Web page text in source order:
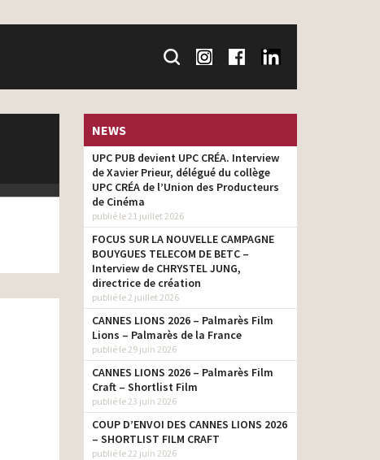
NEWS
UPC PUB devient UPC CRÉA. Interview
de Xavier Prieur, délégué du collège
UPC CRÉA de l’Union des Producteurs
de Cinéma
publié le 21 juillet 2026
FOCUS SUR LA NOUVELLE CAMPAGNE
BOUYGUES TELECOM DE BETC –
Interview de CHRYSTEL JUNG,
directrice de création
publié le 2 juillet 2026
CANNES LIONS 2026 – Palmarès Film
Lions – Palmarès de la France
publié le 29 juin 2026
CANNES LIONS 2026 – Palmarès Film
Craft – Shortlist Film
publié le 23 juin 2026
COUP D’ENVOI DES CANNES LIONS 2026
– SHORTLIST FILM CRAFT
publié le 22 juin 2026